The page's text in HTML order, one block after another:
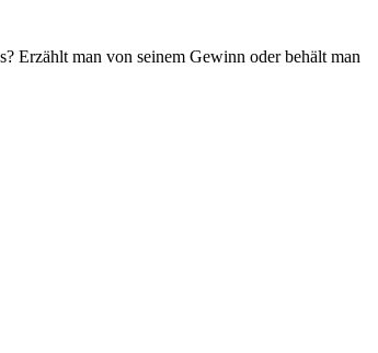
Erzählt man von seinem Gewinn oder behält man